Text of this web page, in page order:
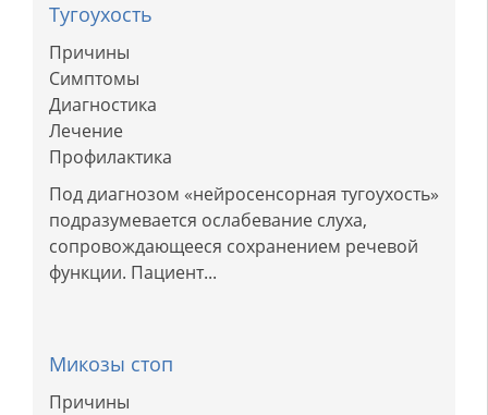
Тугоухость
Причины
Симптомы
Диагностика
Лечение
Профилактика
Под диагнозом «нейросенсорная тугоухость»
подразумевается ослабевание слуха,
сопровождающееся сохранением речевой
функции. Пациент...
Микозы стоп
Причины